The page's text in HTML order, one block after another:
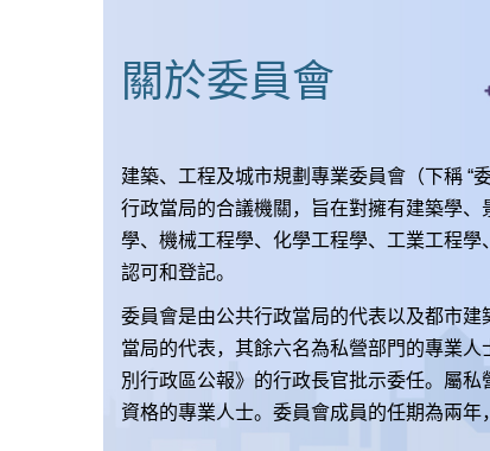
關於委員會
建築、工程及城市規劃專業委員會（下稱 “
行政當局的合議機關，旨在對擁有建築學
學、機械工程學、化學工程學、工業工程
認可和登記。
委員會是由公共行政當局的代表以及都市
當局的代表，其餘六名為私營部門的專業
別行政區公報》的行政長官批示委任。屬
資格的專業人士。委員會成員的任期為兩年